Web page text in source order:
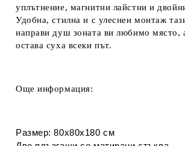
уплътнение, магнитни лайстни и
Удобна, стилна и с улеснен монтаж
направи душ зоната ви любимо място,
остава суха всеки път.
Още информация:
Размер: 80х80х180 см